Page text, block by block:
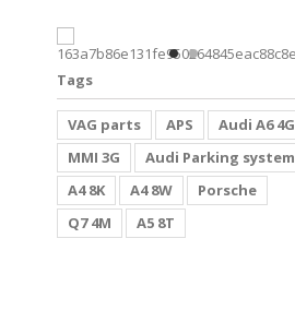
Tags
VAG parts APS
Audi A6 4G
MMI 3G
Audi Parking system
A4 8K
A4 8W
Porsche
Q7 4M
A5 8T